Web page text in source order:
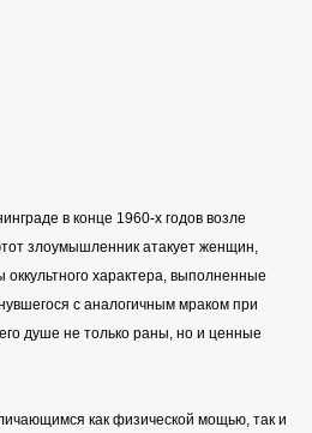
в конце 1960-х годов возле
злоумышленник атакует женщин,
характера, выполненные
с аналогичным мраком при
душе не только раны, но и ценные
как физической мощью, так и